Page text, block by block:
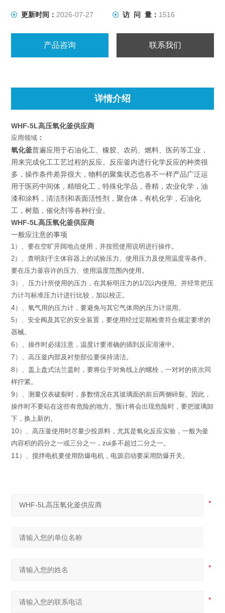
更新时间： 2026-07-27 访 问 量： 1516
产品咨询 联系我们
详情介绍
WHF-5L高压氧化釜供应商
应用领域 ：
氧化釜普遍应用于石油化工、橡胶、农药、燃料、医药等工业，
用来完成化工工艺过程的反应。反应釜内进行化学反应的种类很
多，操作条件差异很大，物料的聚集状态也各不一样产品广泛运
用于医药中间体，精细化工，特殊化学品，香精，农业化学，油
漆和涂料，清洁剂和表面活性剂，聚合体，有机化学，石油化
工，树脂，催化剂等各种行业。
WHF-5L高压氧化釜供应商
一般应注意的事项
1） 、要在空旷开阔地点使用，并按照使用说明进行操作。
2） 、查明刻于主体容器上的试验压力、使用压力及使用温度等条件。
要在压力釜容许的压力、使用温度范围内使用。
3 ） 、压力计所使用的压力，在其标明压力的1/2以内使用。并经常把压
力计与标准压力计进行比较，加以校正。
4） 、氧气用的压力计，要避免与其它气体用的压力计混用。
5） 、安全阀及其它的安全装置，要使用经过定期检查符合规定要求的
器械。
6 ） 、操作时必须注意，温度计要准确的插到反应溶液中。
7 ） 、高压釜内部及衬垫部位要保持清洁。
8 ） 、盖上盘式法兰盖时，要将位于对角线上的螺栓，一对对的依次同
样拧紧。
9 ） 、测量仪表破裂时，多数情况在其玻璃面的前后两侧碎裂。因 此，
操作时不要站在这些有危险的地方。预计将会出现危险时，要把玻璃卸
下，换上新的。
10） 、高压釜使用时尽量少投原料，尤其是氧化反应实验，一般为釜
内容积的四分之一或三分之一，zui多不超过二分之一。
11 ） 、搅拌电机要使用防爆电机，电源启动要采用防爆开关。